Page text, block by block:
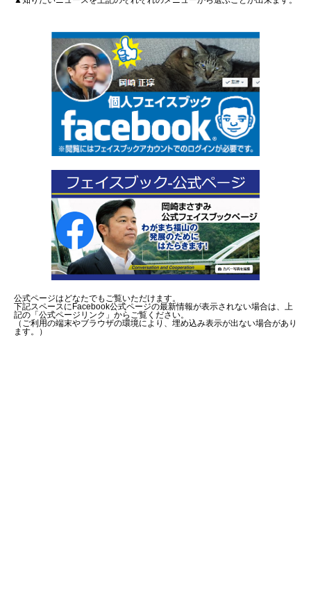
公式ページはどなたでもご覧いただけます。
下記スペースにFacebook公式ページの最新情報が表示されない場合は、上
記の「公式ページリンク」からご覧ください。
（ご利用の端末やブラウザの環境により、埋め込み表示が出ない場合があり
ます。）